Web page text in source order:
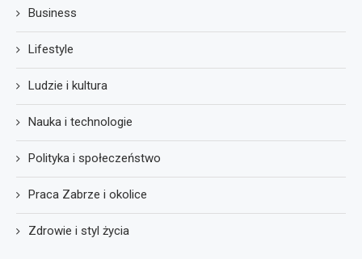
Business
Lifestyle
Ludzie i kultura
Nauka i technologie
Polityka i społeczeństwo
Praca Zabrze i okolice
Zdrowie i styl życia